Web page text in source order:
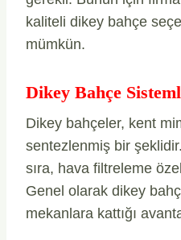
kaliteli dikey bahçe
mümkün.
Dikey Bahçe
Dikey bahçeler, kent
sentezlenmiş bir
sıra, hava filtreleme
Genel olarak dikey
mekanlara kattığı